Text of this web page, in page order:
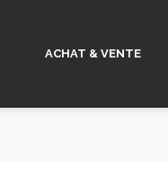
ACHAT & VENTE